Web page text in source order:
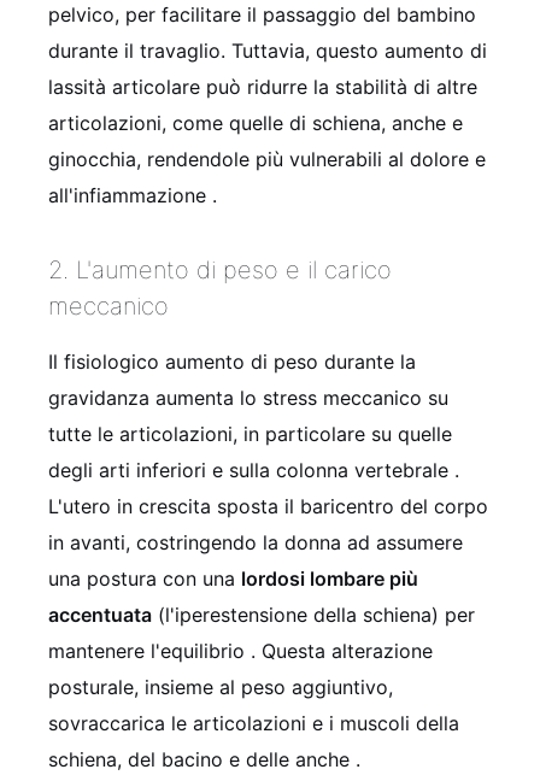
pelvico, per facilitare il passaggio del bambino
durante il travaglio. Tuttavia, questo aumento di
lassità articolare può ridurre la stabilità di altre
articolazioni, come quelle di schiena, anche e
ginocchia, rendendole più vulnerabili al dolore e
all'infiammazione .
2. L'aumento di peso e il carico
meccanico
Il fisiologico aumento di peso durante la
gravidanza aumenta lo stress meccanico su
tutte le articolazioni, in particolare su quelle
degli arti inferiori e sulla colonna vertebrale .
L'utero in crescita sposta il baricentro del corpo
in avanti, costringendo la donna ad assumere
una postura con una lordosi lombare più
accentuata (l'iperestensione della schiena) per
mantenere l'equilibrio . Questa alterazione
posturale, insieme al peso aggiuntivo,
sovraccarica le articolazioni e i muscoli della
schiena, del bacino e delle anche .